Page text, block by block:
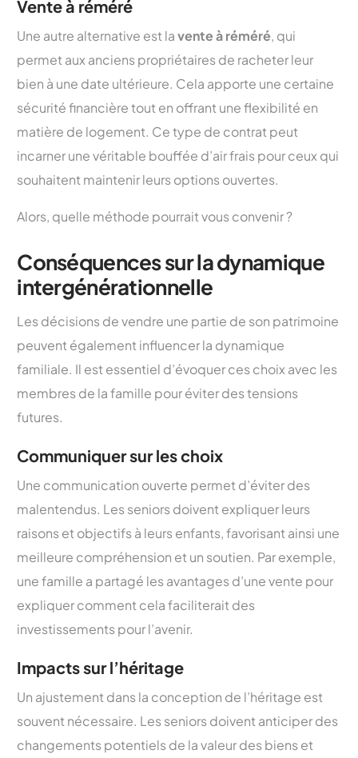
Vente à réméré
Une autre alternative est lavente à réméré, qui
permet aux anciens propriétaires de racheter leur
bien à une date ultérieure. Cela apporte une certaine
sécurité financière tout en offrant une flexibilité en
matière de logement. Ce type de contrat peut
incarner une véritable bouffée d’air frais pour ceux qui
souhaitent maintenir leurs options ouvertes.
Alors, quelle méthode pourrait vous convenir ?
Conséquences sur la dynamique
intergénérationnelle
Les décisions de vendre une partie de son patrimoine
peuvent également influencer la dynamique
familiale. Il est essentiel d’évoquer ces choix avec les
membres de la famille pour éviter des tensions
futures.
Communiquer sur les choix
Une communication ouverte permet d’éviter des
malentendus. Les seniors doivent expliquer leurs
raisons et objectifs à leurs enfants, favorisant ainsi une
meilleure compréhension et un soutien. Par exemple,
une famille a partagé les avantages d’une vente pour
expliquer comment cela faciliterait des
investissements pour l’avenir.
Impacts sur l’héritage
Un ajustement dans la conception de l’héritage est
souvent nécessaire. Les seniors doivent anticiper des
changements potentiels de la valeur des biens et